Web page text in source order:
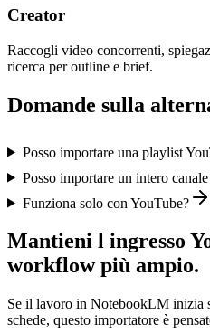
Creator
Raccogli video concorrenti,
ricerca per outline e brief.
Domande sulla
Posso importare una playlist
Posso importare un intero
Funziona solo con YouTube?
Mantieni l ingresso
workflow più ampio.
Se il lavoro in NotebookLM inizia
schede, questo importatore è